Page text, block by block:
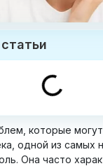
которые могут
одной из самых
Она часто